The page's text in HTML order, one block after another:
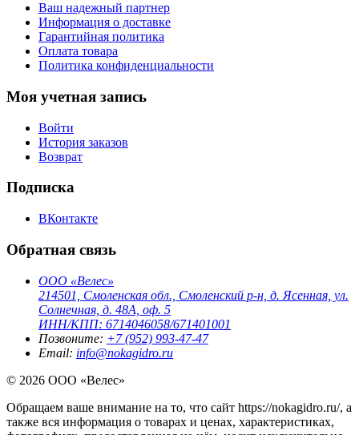
Ваш надежный партнер
Информация о доставке
Гарантийная политика
Оплата товара
Политика конфиденциальности
Моя учетная запись
Войти
История заказов
Возврат
Подписка
ВКонтакте
Обратная связь
ООО «Велес»
214501, Смоленская обл., Смоленский р-н, д. Ясенная, ул.
Солнечная, д. 48А, оф. 5
ИНН/КПП: 6714046058/671401001
Позвоните: +7 (952) 993-47-47
Email: info@nokagidro.ru
© 2026 ООО «Велес»
Обращаем ваше внимание на то, что сайт https://nokagidro.ru/, а
также вся информация о товарах и ценах, характеристиках,